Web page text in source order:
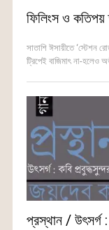
ফিলিংস ও কতিপয়
সাতাশি ঈসায়ীতে ‘স্টেশন
ট্রিপেই বাজিমাৎ না-হলেও
প্রস্থান / উৎসর্গ